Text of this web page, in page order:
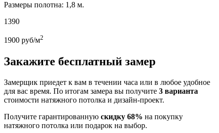
Размеры полотна: 1,8 м.
1390
1900 руб/м2
Закажите бесплатный замер
Замерщик приедет к вам в течении часа или в любое удобное
для вас время. По итогам замера вы получите 3 варианта
стоимости натяжного потолка и дизайн-проект.
Получите гарантированную скидку 68% на покупку
натяжного потолка или подарок на выбор.